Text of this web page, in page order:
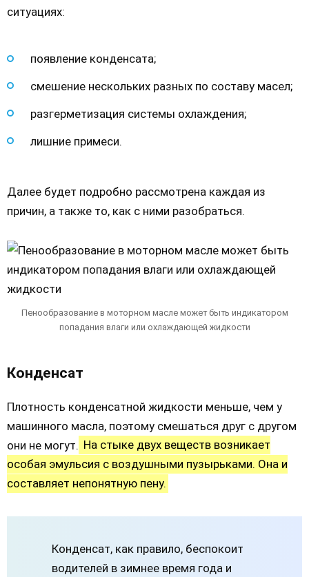
ситуациях:
появление конденсата;
смешение нескольких разных по составу масел;
разгерметизация системы охлаждения;
лишние примеси.
Далее будет подробно рассмотрена каждая из
причин, а также то, как с ними разобраться.
Пенообразование в моторном масле может быть индикатором
попадания влаги или охлаждающей жидкости
Конденсат
Плотность конденсатной жидкости меньше, чем у
машинного масла, поэтому смешаться друг с другом
они не могут. На стыке двух веществ возникает
особая эмульсия с воздушными пузырьками. Она и
составляет непонятную пену.
Конденсат, как правило, беспокоит
водителей в зимнее время года и